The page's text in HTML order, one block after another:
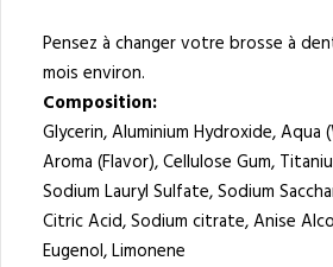
Pensez à changer votre brosse à
mois environ.
Composition:
Glycerin, Aluminium Hydroxide, Aqua
Aroma (Flavor), Cellulose Gum,
Sodium Lauryl Sulfate, Sodium
Citric Acid, Sodium citrate, Anise
Eugenol, Limonene